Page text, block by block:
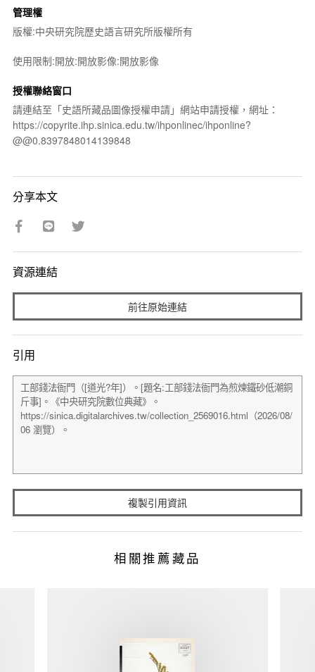
管理權
版權:中央研究院歷史語言研究所版權所有
使用限制:開放:開放影像:開放影像
授權聯絡窗口
請連結至「史語所藏品圖像授權申請」網站申請授權，網址：
https://copyrite.ihp.sinica.edu.tw/ihponlinec/ihponline?
@@0.8397848014139848
分享本文
資源連結
前往原始連結
引用
複製引用資訊
相關推薦藏品